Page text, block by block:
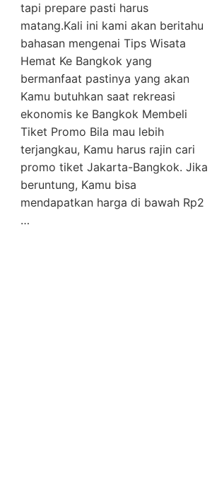
tapi prepare pasti harus
matang.Kali ini kami akan beritahu
bahasan mengenai Tips Wisata
Hemat Ke Bangkok yang
bermanfaat pastinya yang akan
Kamu butuhkan saat rekreasi
ekonomis ke Bangkok Membeli
Tiket Promo Bila mau lebih
terjangkau, Kamu harus rajin cari
promo tiket Jakarta-Bangkok. Jika
beruntung, Kamu bisa
mendapatkan harga di bawah Rp2
…